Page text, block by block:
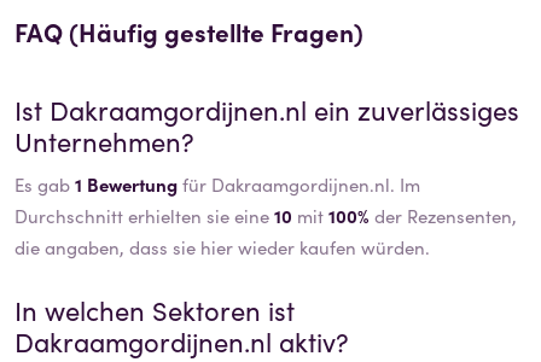
FAQ (Häufig gestellte Fragen)
Ist Dakraamgordijnen.nl ein zuverlässiges
Unternehmen?
Es gab1 Bewertungfür Dakraamgordijnen.nl. Im
Durchschnitt erhielten sie eine10 mit100% der Rezensenten,
die angaben, dass sie hier wieder kaufen würden.
In welchen Sektoren ist
Dakraamgordijnen.nl aktiv?